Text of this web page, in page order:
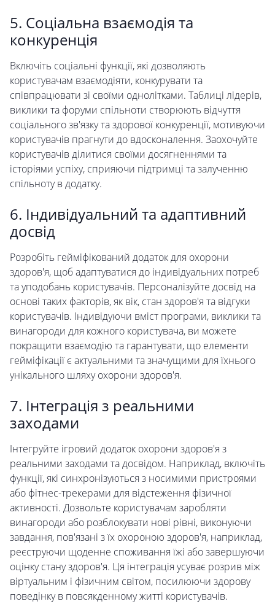
5. Соціальна взаємодія та
конкуренція
Включіть соціальні функції, які дозволяють
користувачам взаємодіяти, конкурувати та
співпрацювати зі своїми однолітками. Таблиці лідерів,
виклики та форуми спільноти створюють відчуття
соціального зв'язку та здорової конкуренції, мотивуючи
користувачів прагнути до вдосконалення. Заохочуйте
користувачів ділитися своїми досягненнями та
історіями успіху, сприяючи підтримці та залученню
спільноту в додатку.
6. Індивідуальний та адаптивний
досвід
Розробіть гейміфікований додаток для охорони
здоров'я, щоб адаптуватися до індивідуальних потреб
та уподобань користувачів. Персоналізуйте досвід на
основі таких факторів, як вік, стан здоров'я та відгуки
користувачів. Індивідуючи вміст програми, виклики та
винагороди для кожного користувача, ви можете
покращити взаємодію та гарантувати, що елементи
гейміфікації є актуальними та значущими для їхнього
унікального шляху охорони здоров'я.
7. Інтеграція з реальними
заходами
Інтегруйте ігровий додаток охорони здоров'я з
реальними заходами та досвідом. Наприклад, включіть
функції, які синхронізуються з носимими пристроями
або фітнес-трекерами для відстеження фізичної
активності. Дозвольте користувачам заробляти
винагороди або розблокувати нові рівні, виконуючи
завдання, пов'язані з їх охороною здоров'я, наприклад,
реєструючи щоденне споживання їжі або завершуючи
оцінку стану здоров'я. Ця інтеграція усуває розрив між
віртуальним і фізичним світом, посилюючи здорову
поведінку в повсякденному житті користувачів.